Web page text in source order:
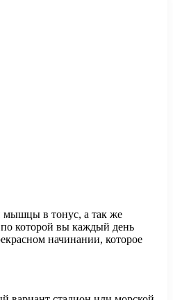
мышцы в тонус, а так же
которой вы каждый день
начинании, которое